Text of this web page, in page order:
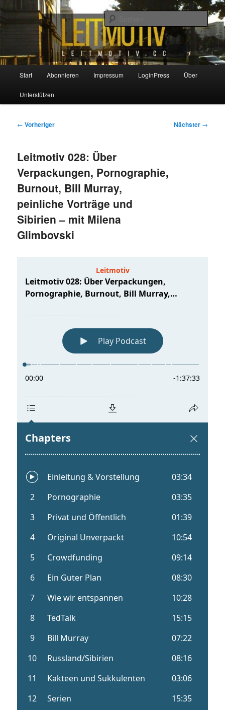
primären
Inhalt
Leitmotiv
Start Abonnieren Impressum LoginPress Über
Unterstützen
Beitragsnavigation
← Vorheriger Nächster →
Leitmotiv 028: Über
Verpackungen, Pornographie,
Burnout, Bill Murray,
peinliche Vorträge und
Sibirien – mit Milena
Glimbovski